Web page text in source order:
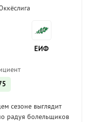
ЕИФ
сезоне выглядит
радуя болельщиков